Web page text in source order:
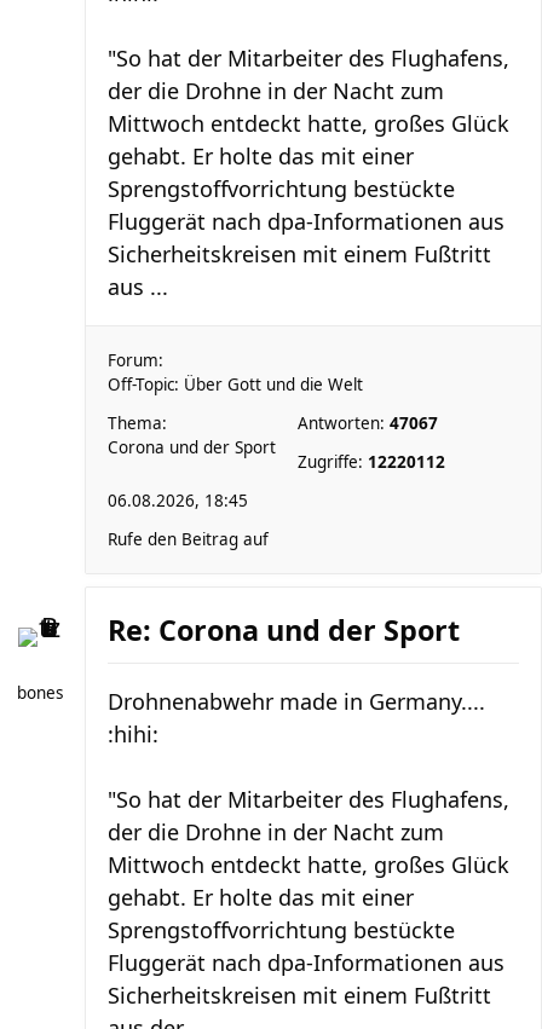
"So hat der Mitarbeiter des Flughafens,
der die Drohne in der Nacht zum
Mittwoch entdeckt hatte, großes Glück
gehabt. Er holte das mit einer
Sprengstoffvorrichtung bestückte
Fluggerät nach dpa-Informationen aus
Sicherheitskreisen mit einem Fußtritt
aus ...
Forum:
Off-Topic: Über Gott und die Welt
Thema:
Corona und der Sport
Antworten: 47067
Zugriffe: 12220112
06.08.2026, 18:45
Rufe den Beitrag auf
bones
Re: Corona und der Sport
Drohnenabwehr made in Germany....
:hihi:
"So hat der Mitarbeiter des Flughafens,
der die Drohne in der Nacht zum
Mittwoch entdeckt hatte, großes Glück
gehabt. Er holte das mit einer
Sprengstoffvorrichtung bestückte
Fluggerät nach dpa-Informationen aus
Sicherheitskreisen mit einem Fußtritt